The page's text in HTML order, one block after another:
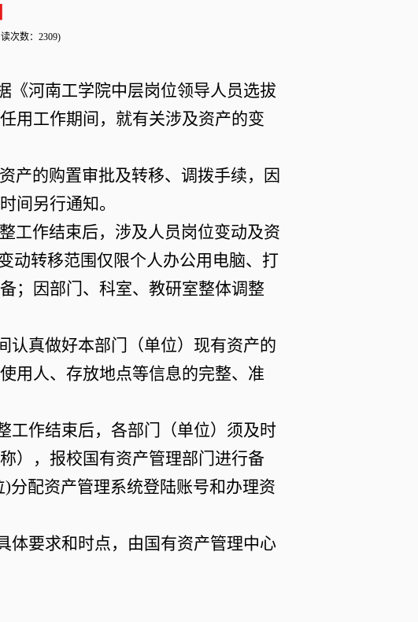
次数： 2309)
《河南工学院中层岗位领导人员选拔
用工作期间，就有关涉及资产的变
产的购置审批及转移、调拨手续，因
间另行通知。
工作结束后，涉及人员岗位变动及资
动转移范围仅限个人办公用电脑、打
；因部门、科室、教研室整体调整
认真做好本部门（单位）现有资产的
用人、存放地点等信息的完整、准
工作结束后，各部门（单位）须及时
），报校国有资产管理部门进行备
分配资产管理系统登陆账号和办理资
体要求和时点，由国有资产管理中心